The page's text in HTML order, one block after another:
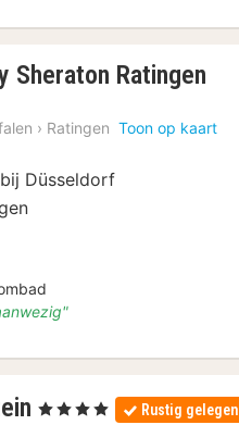
Sheraton Ratingen
› Ratingen Toon op kaart
Düsseldorf
1
, 4 Sterren Rustig gelegen